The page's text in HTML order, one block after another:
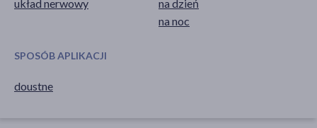
układ nerwowy
na dzień
na noc
SPOSÓB APLIKACJI
doustne